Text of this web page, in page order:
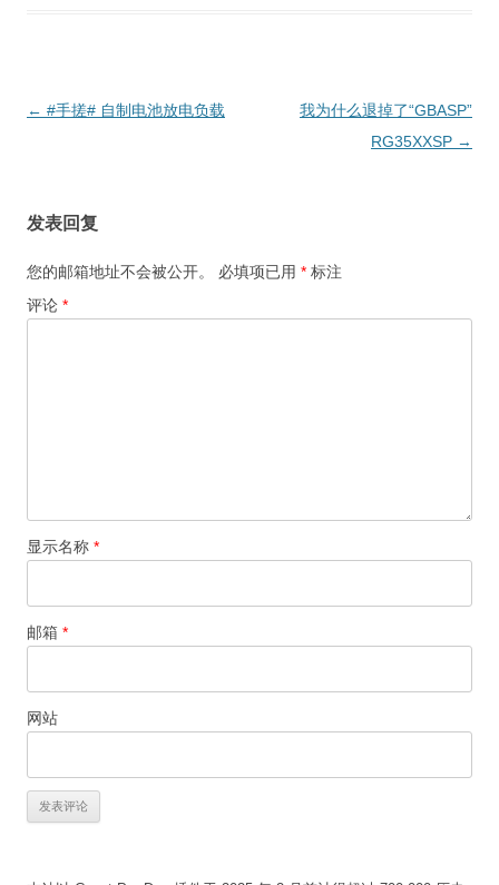
文
← #手搓# 自制电池放电负载
我为什么退掉了“GBASP”
RG35XXSP →
发表回复
您的邮箱地址不会被公开。 必填项已用 * 标注
评论 *
显示名称 *
邮箱 *
网站